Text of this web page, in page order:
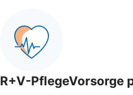
R+V-PflegeVorsorge